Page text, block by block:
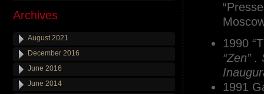
1990
“Zen”
1991
Archives
August 2021
December 2016
June 2016
June 2014